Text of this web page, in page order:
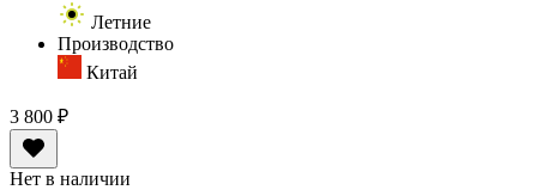
Летние
Производство
Китай
3 800 ₽
Нет в наличии